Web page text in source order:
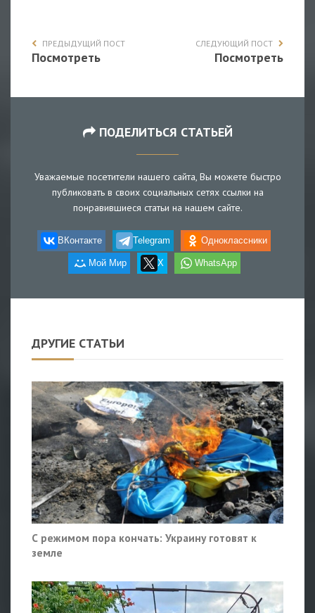
ПРЕДЫДУЩИЙ ПОСТ
Посмотреть
СЛЕДУЮЩИЙ ПОСТ
Посмотреть
ПОДЕЛИТЬСЯ СТАТЬЕЙ
Уважаемые посетители нашего сайта, Вы можете быстро
публиковать в своих социальных сетях ссылки на
понравившиеся статьи на нашем сайте.
ВКонтакте Telegram Одноклассники
Мой Мир X WhatsApp
ДРУГИЕ СТАТЬИ
С режимом пора кончать: Украину готовят к
земле